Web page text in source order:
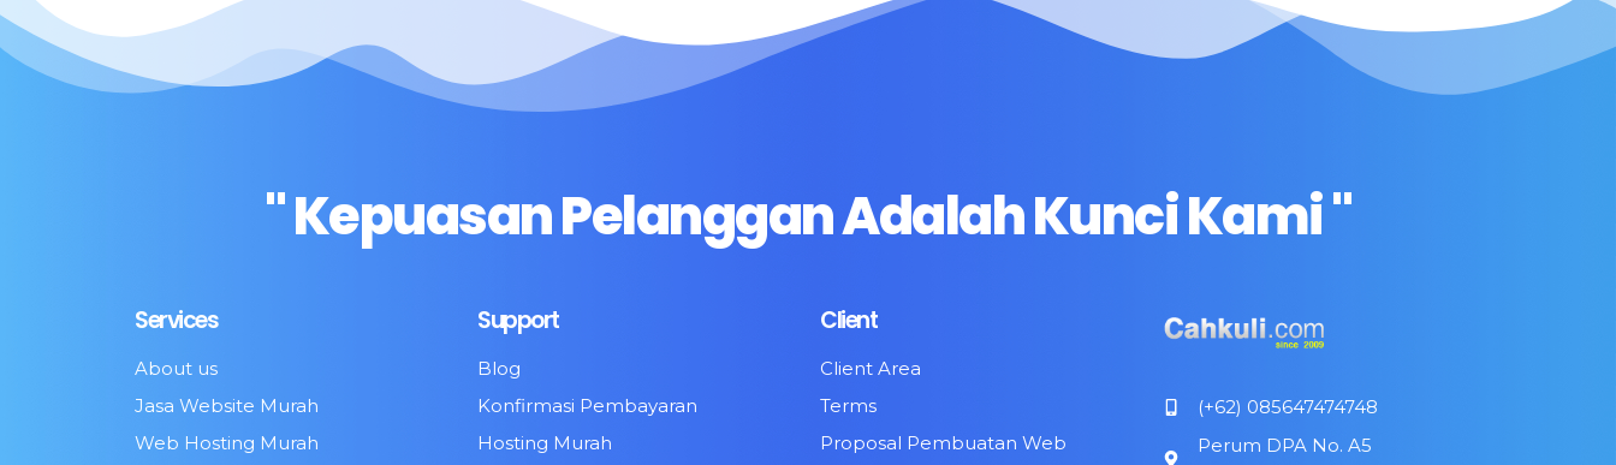
" Kepuasan Pelanggan Adalah Kunci Kami "
Services
About us
Jasa Website Murah
Web Hosting Murah
Support
Blog
Konfirmasi Pembayaran
Hosting Murah
Client
Client Area
Terms
Proposal Pembuatan Web
(+62) 085647474748
Perum DPA No. A5